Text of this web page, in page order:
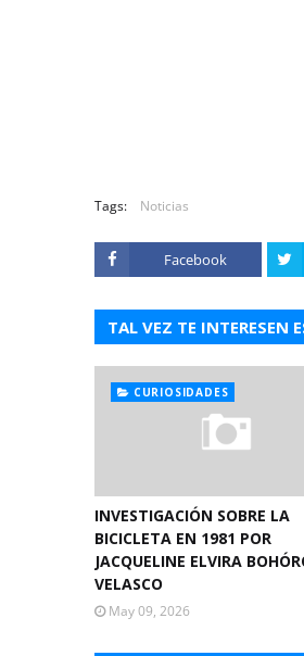
Tags: Noticias
Facebook
TAL VEZ TE INTERESEN
CURIOSIDADES
INVESTIGACIÓN SOBRE LA
BICICLETA EN 1981 POR
JACQUELINE ELVIRA
VELASCO
May 09, 2026